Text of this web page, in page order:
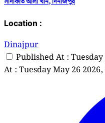
Location :
Dinajpur
Published At :
At : Tuesday May 26